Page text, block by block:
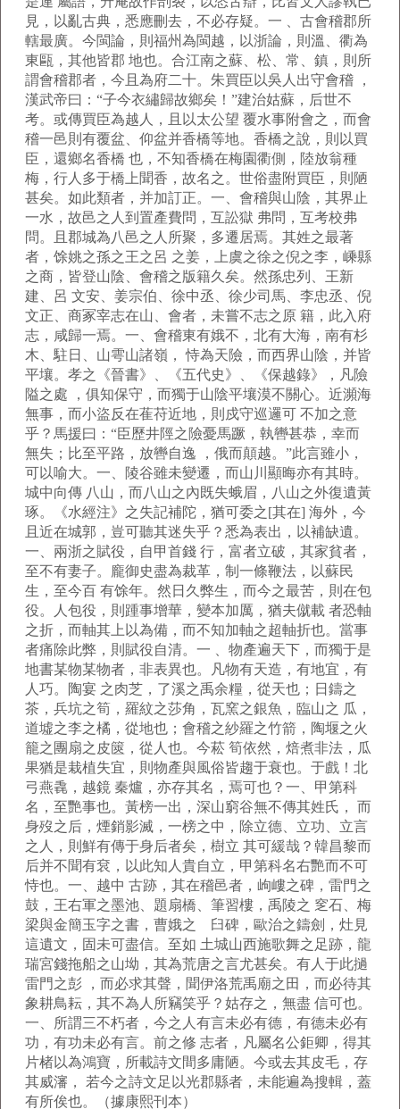
見，以亂古典，悉應刪去，不必存疑。一 、古會稽郡所
轄最廣。今閩論，則福州為閩越，以浙論，則溫、衢為
東甌，其他皆郡 地也。合江南之蘇、松、常、鎮，則所
謂會稽郡者，今且為府二十。朱買臣以吳人出守會稽 ，
漢武帝曰：“子今衣繡歸故鄉矣！”建治姑蘇，后世不
考。或傳買臣為越人，且以太公望 覆水事附會之，而會
稽一邑則有覆盆、仰盆并香橋等地。香橋之說，則以買
臣，還鄉名香橋 也，不知香橋在梅園衢側，陸放翁種
梅，行人多于橋上聞香，故名之。世俗盡附買臣，則陋
甚矣。如此類者，并加訂正。一、會稽與山陰，其界止
一水，故邑之人到置產費問，互訟獄 弗問，互考校弗
問。且郡城為八邑之人所聚，多遷居焉。其姓之最著
者，馀姚之孫之王之呂 之姜，上虞之徐之倪之李，嵊縣
之商，皆登山陰、會稽之版籍久矣。然孫忠列、王新
建、呂 文安、姜宗伯、徐中丞、徐少司馬、李忠丞、倪
文正、商冢宰志在山、會者，未嘗不志之原 籍，此入府
志，咸歸一焉。一、會稽東有娥不，北有大海，南有杉
木、駐日、山雩山諸嶺， 恃為天險，而西界山陰，并皆
平壤。孝之《晉書》、《五代史》、《保越錄》，凡險
隘之處 ，俱知保守，而獨于山陰平壤漠不關心。近瀕海
無事，而小盜反在萑苻近地，則戍守巡邏可 不加之意
乎？馬援曰：“臣歷井陘之險憂馬蹶，執轡甚恭，幸而
無失；比至平路，放轡自逸 ，俄而顛越。”此言雖小，
可以喻大。一、陵谷雖未變遷，而山川顯晦亦有其時。
城中向傳 八山，而八山之內既失蛾眉，八山之外復遺黃
琢。《水經注》之失記補陀，猶可委之[其在] 海外，今
且近在城郭，豈可聽其迷失乎？悉為表出，以補缺遺。
一、兩浙之賦役，自甲首錢 行，富者立破，其家貧者，
至不有妻子。龐御史盡為裁革，制一條鞭法，以蘇民
生，至今百 有馀年。然日久弊生，而今之最苦，則在包
役。人包役，則踵事增華，變本加厲，猶夫僦載 者恐軸
之折，而軸其上以為備，而不知加軸之超軸折也。當事
者痛除此弊，則賦役自清。一 、物產遍天下，而獨于是
地書某物某物者，非表異也。凡物有天造，有地宜，有
人巧。陶宴 之肉芝，了溪之禹余糧，從天也；日鑄之
茶，兵坑之筍，羅紋之莎角，瓦窯之銀魚，臨山之 瓜，
道墟之李之橘，從地也；會稽之紗羅之竹箭，陶堰之火
籠之團扇之皮篋，從人也。今菘 筍依然，焙煮非法，瓜
果猶是栽植失宜，則物產與風俗皆趨于衰也。于戲！北
弓燕毳，越鏡 秦爐，亦存其名，焉可也？一、甲第科
名，至艷事也。黃榜一出，深山窮谷無不傳其姓氏， 而
身歿之后，煙銷影滅，一榜之中，除立德、立功、立言
之人，則鮮有傳于身后者矣，樹立 其可緩哉？韓昌黎而
后并不聞有袞，以此知人貴自立，甲第科名右艷而不可
恃也。一、越中 古跡，其在稽邑者，岣嶁之碑，雷門之
鼓，王右軍之墨池、題扇橋、筆習樓，禹陵之 窆石、梅
梁與金簡玉字之書，曹娥之 臼碑，歐治之鑄劍，灶見
這遺文，固未可盡信。至如 土城山西施歌舞之足跡，龍
瑞宮錢拖船之山坳，其為荒唐之言尤甚矣。有人于此撾
雷門之彭 ，而必求其聲，聞伊洛荒禹廟之田，而必待其
象耕鳥耘，其不為人所竊笑乎？姑存之，無盡 信可也。
一、所謂三不朽者，今之人有言未必有德，有德未必有
功，有功未必有言。前之修 志者，凡屬名公鉅卿，得其
片楮以為鴻寶，所載詩文間多庸陋。今或去其皮毛，存
其威瀋， 若今之詩文足以光郡縣者，未能遍為搜輯，蓋
有所俟也。（據康熙刊本）